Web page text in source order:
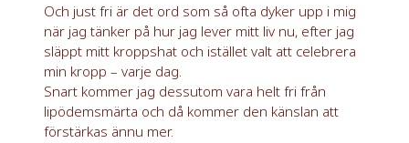
Och just fri är det ord som så ofta dyker upp i mig
när jag tänker på hur jag lever mitt liv nu, efter jag
släppt mitt kroppshat och istället valt att celebrera
min kropp – varje dag.
Snart kommer jag dessutom vara helt fri från
lipödemsmärta och då kommer den känslan att
förstärkas ännu mer.